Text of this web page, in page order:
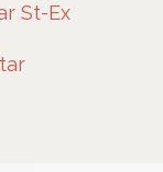
St-Ex